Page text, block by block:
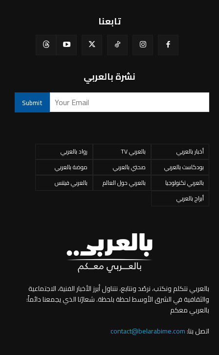
تابعنا
نشرة بالعربي
أخبار بالعربي بالعربي TV
رواد بالعربي
بودكاست بالعربي
صحتي بالعربي
موضة بالعربي
بالعربي تكنولوجيا
بالعربي حول العالم
بالعربي فيتنس
أبراج بالعربي
بالعربي نتكلم ونكتب، نرصُد ونتابع، نتناول أبرز الأخبار الفنية، الاجتماعية
والثقافية في الشرق الأوسط لحظة بلحظة. شعارُنا الذي يجمعنا دائماً:
بالعربي معكم
اتصل بنا:contact@belarabime.com